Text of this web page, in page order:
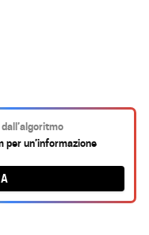
per un’informazione